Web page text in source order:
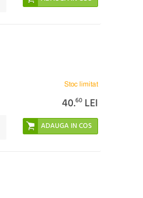
Stoc limitat
40.60 LEI